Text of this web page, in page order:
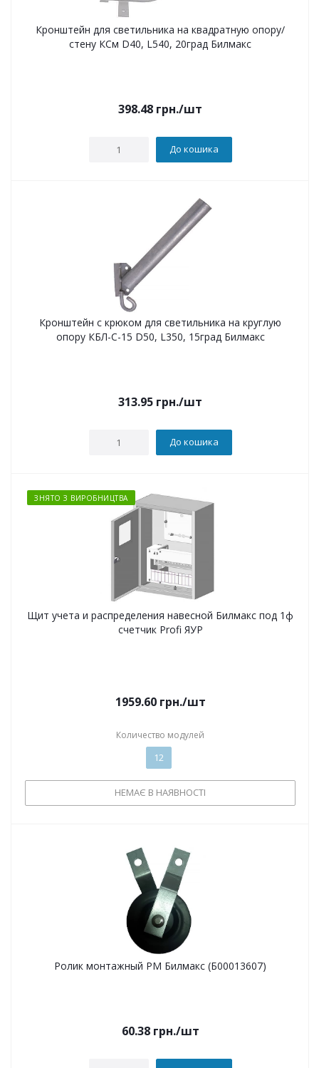
Кронштейн для светильника на квадратную опору/
стену КСм D40, L540, 20град Билмакс
398.48 грн./шт
До кошика
Кронштейн с крюком для светильника на круглую
опору КБЛ-С-15 D50, L350, 15град Билмакс
313.95 грн./шт
До кошика
ЗНЯТО З ВИРОБНИЦТВА
Щит учета и распределения навесной Билмакс под 1ф
счетчик Profi ЯУР
1959.60грн./шт
Количество модулей
12
НЕМАЄ В НАЯВНОСТІ
Ролик монтажный РМ Билмакс (Б00013607)
60.38грн./шт